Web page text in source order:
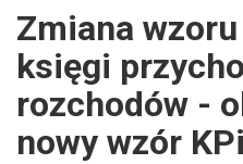
Zmiana
księgi
rozchodów -
nowy wzór